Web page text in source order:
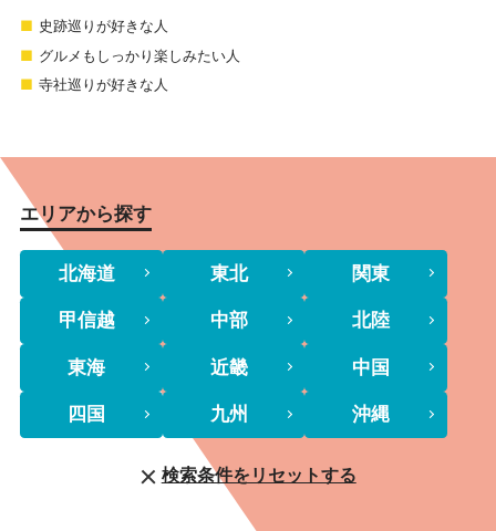
史跡巡りが好きな人
グルメもしっかり楽しみたい人
寺社巡りが好きな人
エリアから探す
北海道 東北 関東
甲信越 中部 北陸
東海 近畿 中国
四国 九州 沖縄
検索条件をリセットする